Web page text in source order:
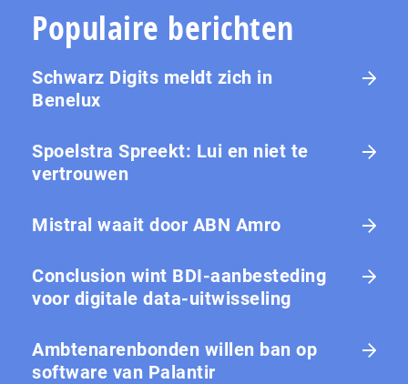
Populaire berichten
Schwarz Digits meldt zich in
Benelux
Spoelstra Spreekt: Lui en niet te
vertrouwen
Mistral waait door ABN Amro
Conclusion wint BDI-aanbesteding
voor digitale data-uitwisseling
Ambtenarenbonden willen ban op
software van Palantir